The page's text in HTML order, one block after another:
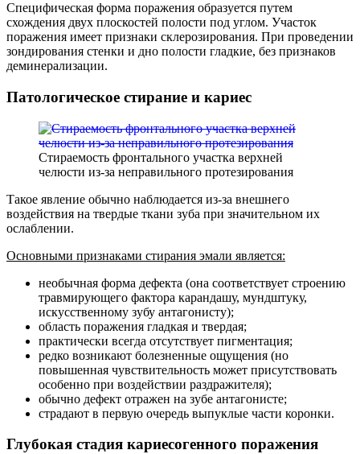
Специфическая форма поражения образуется путем
схождения двух плоскостей полости под углом. Участок
поражения имеет признаки склерозирования. При проведении
зондирования стенки и дно полости гладкие, без признаков
деминерализации.
Патологическое стирание и кариес
Стираемость фронтального участка верхней
челюсти из-за неправильного протезирования
Такое явление обычно наблюдается из-за внешнего
воздействия на твердые ткани зуба при значительном их
ослаблении.
Основными признаками стирания эмали является:
необычная форма дефекта (она соответствует строению
травмирующего фактора карандашу, мундштуку,
искусственному зубу антагонисту);
область поражения гладкая и твердая;
практически всегда отсутствует пигментация;
редко возникают болезненные ощущения (но
повышенная чувствительность может присутствовать
особенно при воздействии раздражителя);
обычно дефект отражен на зубе антагонисте;
страдают в первую очередь выпуклые части коронки.
Глубокая стадия кариесогенного поражения